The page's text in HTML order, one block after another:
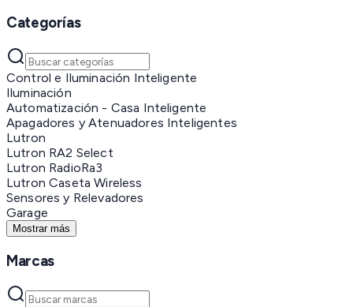
Categorías
Control e Iluminación Inteligente
Iluminación
Automatización - Casa Inteligente
Apagadores y Atenuadores Inteligentes
Lutron
Lutron RA2 Select
Lutron RadioRa3
Lutron Caseta Wireless
Sensores y Relevadores
Garage
Mostrar más
Marcas